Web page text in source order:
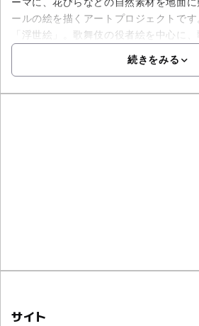
ーマに、花びらなどの自然素材を地面
ールの絵を描くアートプロジェクトで
「浮世絵」。歌舞伎の役者絵を中心に
続きをみる
サイト